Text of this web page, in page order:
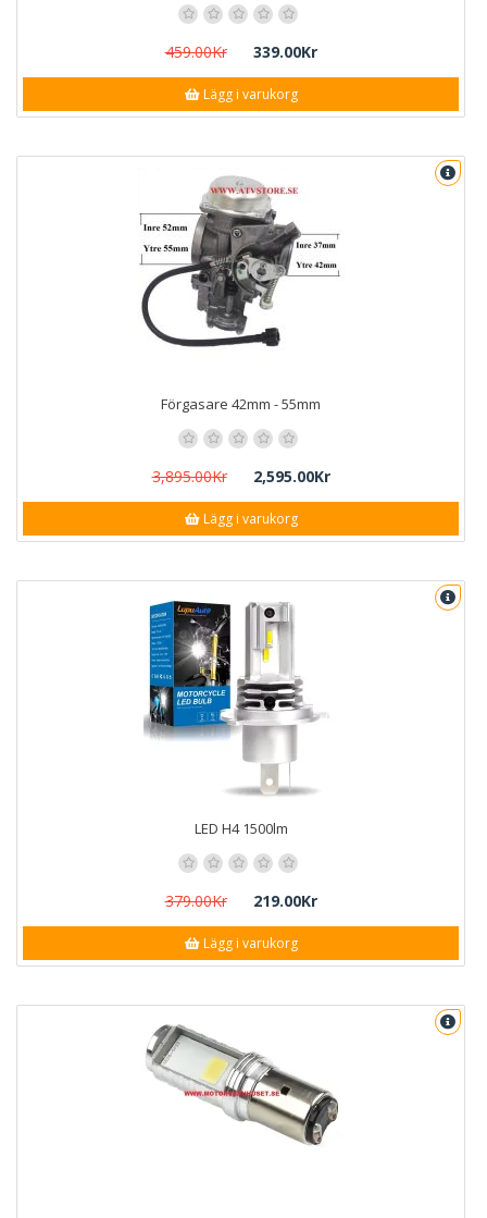
459.00Kr 339.00Kr
Lägg i varukorg
Förgasare 42mm - 55mm
3,895.00Kr 2,595.00Kr
Lägg i varukorg
LED H4 1500lm
379.00Kr 219.00Kr
Lägg i varukorg